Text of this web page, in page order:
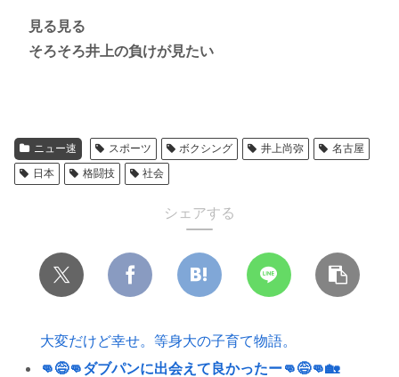
見る見る
そろそろ井上の負けが見たい
ニュー速 スポーツ ボクシング 井上尚弥
名古屋
日本
格闘技 社会
シェアする
大変だけど幸せ。等身大の子育て物語。
👊😅👊ダブパンに出会えて良かったー👊😅👊🏡